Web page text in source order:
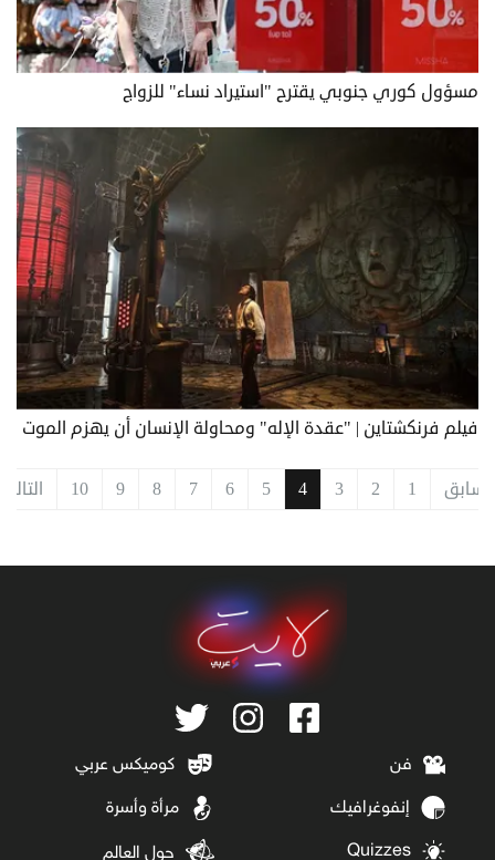
مسؤول كوري جنوبي يقترح "استيراد نساء" للزواج
فيلم فرنكشتاين | "عقدة الإله" ومحاولة الإنسان أن يهزم الموت
السابق 1
2
3
4
5
6
7
8
9
10
فن كوميكس عربي
إنفوغرافيك مرأة وأسرة
Quizzes حول العالم